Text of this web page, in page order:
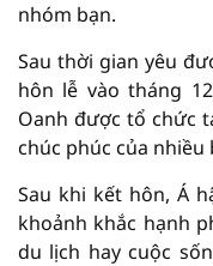
nhóm bạn.
Sau thời gian yêu
hôn lễ vào tháng
Oanh được tổ chức
chúc phúc của nhiều
Sau khi kết hôn, Á
khoảnh khắc hạnh
du lịch hay cuộc